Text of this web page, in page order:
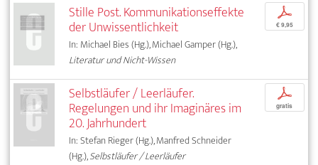
Stille Post. Kommunikationseffekte
der Unwissentlichkeit
In: Michael Bies (Hg.), Michael Gamper (Hg.),
Literatur und Nicht-Wissen
p
€ 9,95
Selbstläufer / Leerläufer.
Regelungen und ihr Imaginäres im
20. Jahrhundert
In: Stefan Rieger (Hg.), Manfred Schneider
(Hg.),Selbstläufer / Leerläufer
p
gratis